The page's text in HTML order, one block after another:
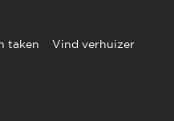
taken
Vind verhuizer